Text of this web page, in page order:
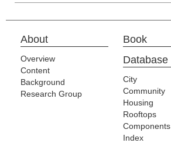
About
Overview
Content
Background
Research Group
Book
Database
City
Community
Housing
Rooftops
Components
Index